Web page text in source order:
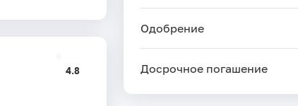
Одобрение
Досрочное погашение
4.8